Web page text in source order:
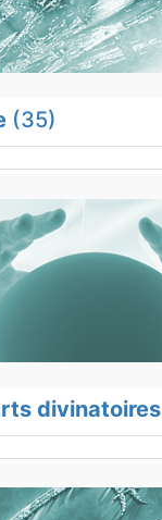
(35)
divinatoires